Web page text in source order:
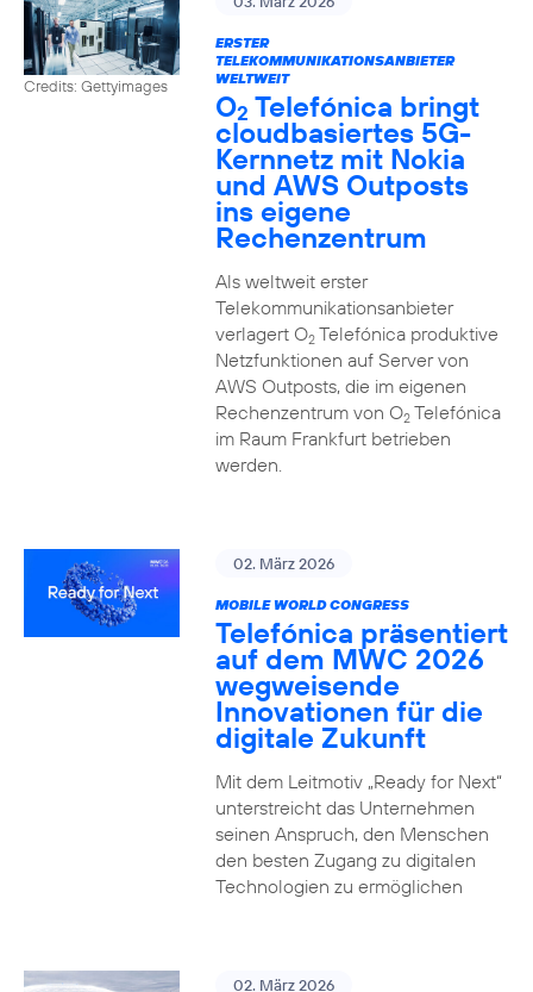
Credits: Gettyimages
ERSTER
TELEKOMMUNIKATIONSANBIETER
WELTWEIT
O2 Telefónica bringt
cloudbasiertes 5G-
Kernnetz mit Nokia
und AWS Outposts
ins eigene
Rechenzentrum
Als weltweit erster
Telekommunikationsanbieter
verlagert O2Telefónica produktive
Netzfunktionen auf Server von
AWS Outposts, die im eigenen
Rechenzentrum von O2Telefónica
im Raum Frankfurt betrieben
werden.
02. März 2026
MOBILE WORLD CONGRESS
Telefónica präsentiert
auf dem MWC 2026
wegweisende
Innovationen für die
digitale Zukunft
Mit dem Leitmotiv „Ready for Next“
unterstreicht das Unternehmen
seinen Anspruch, den Menschen
den besten Zugang zu digitalen
Technologien zu ermöglichen
02. März 2026